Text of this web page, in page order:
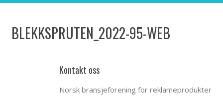
BLEKKSPRUTEN_2022-95-WEB
Kontakt oss
Norsk bransjeforening for reklameprodukter